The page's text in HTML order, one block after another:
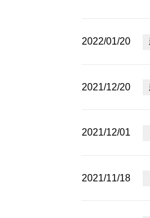
2022/01/20
2021/12/20
2021/12/01
2021/11/18